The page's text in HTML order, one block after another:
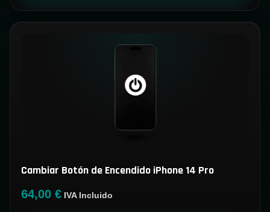
Cambiar Botón de Encendido iPhone 14 Pro
64,00 € IVA Incluido